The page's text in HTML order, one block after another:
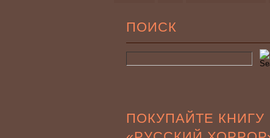
ПОИСК
ПОКУПАЙТЕ КНИГУ